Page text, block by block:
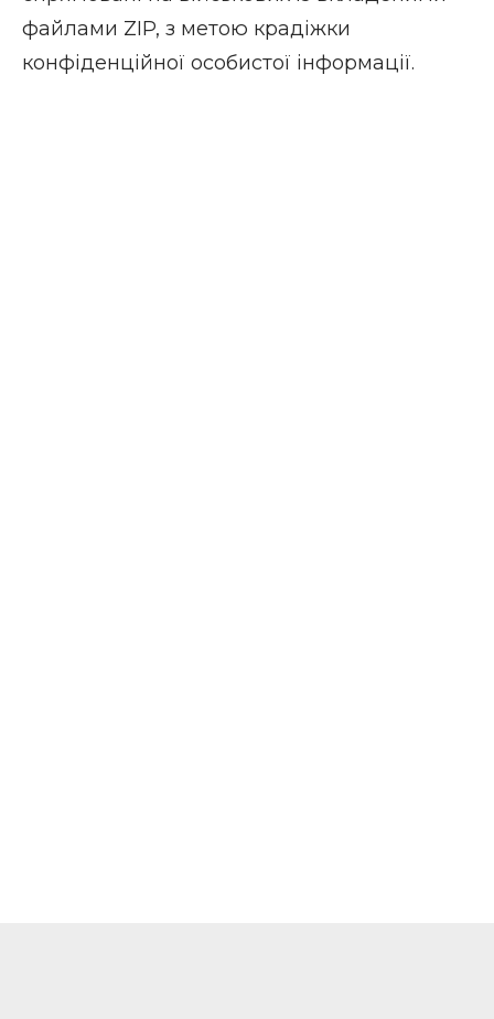
файлами ZIP, з метою крадіжки
конфіденційної особистої інформації.